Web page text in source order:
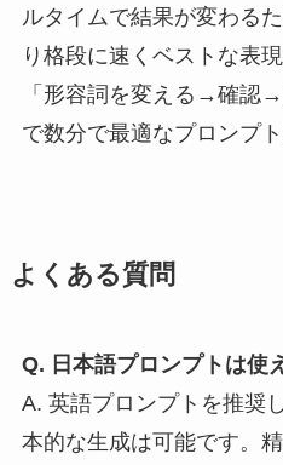
ルタイムで結果が変わる
り格段に速くベストな表
「形容詞を変える→確認
で数分で最適なプロンプ
よくある質問
Q. 日本語プロンプトは使
A. 英語プロンプトを推奨
本的な生成は可能です。